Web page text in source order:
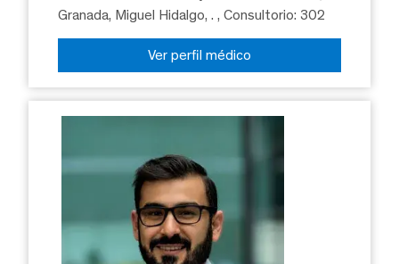
Granada, Miguel Hidalgo, ., Consultorio: 302
Ver perfil médico